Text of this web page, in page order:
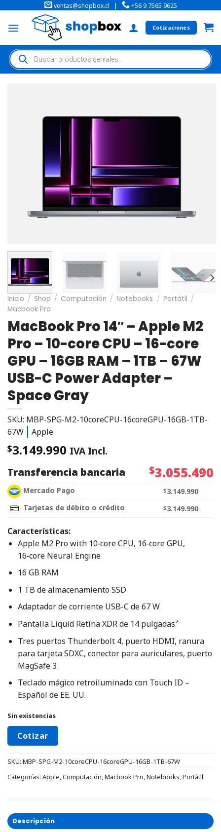
ventas@shopbox.cl | +56 9 7565 9625
Cotizaciones
Inicio / Shop / Computación / Notebooks / Portátil /
Macbook Pro
MacBook Pro 14″ – Apple M2
Pro – 10-core CPU – 16-core
GPU – 16GB RAM – 1TB – 67W
USB-C Power Adapter –
Space Gray
SKU: MBP-SPG-M2-10coreCPU-16coreGPU-16GB-1TB-
67W
Apple
$3.149.990 IVA Incl.
Transferencia bancaria
$3.055.490
Mercado Pago $3.149.990
Tarjetas de débito o crédito
$3.149.990
Características:
Apple M2 Pro with 10‑core CPU, 16‑core GPU,
16‑core Neural Engine
16 GB RAM
1 TB de almacenamiento SSD
Adaptador de corriente USB-C de 67 W
Pantalla Liquid Retina XDR de 14 pulgadas²
Tres puertos Thunderbolt 4, puerto HDMI, ranura
para tarjeta SDXC, conector para auriculares, puerto
MagSafe 3
Teclado mágico retroiluminado con Touch ID –
Español de EE. UU.
Sin existencias
Cotizar
SKU: MBP-SPG-M2-10coreCPU-16coreGPU-16GB-1TB-67W
Categorías: Apple,Computación,Macbook Pro,Notebooks,Portátil
Descripción